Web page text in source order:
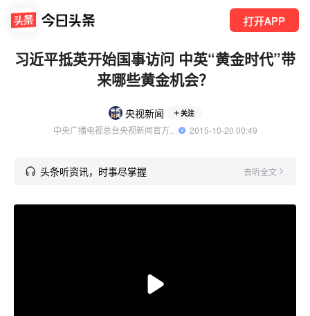
打开APP
习近平抵英开始国事访问 中英“黄金时代”带
来哪些黄金机会？
央视新闻 关注
  2015-10-20 00:49
头条听资讯，时事尽掌握 去听全文